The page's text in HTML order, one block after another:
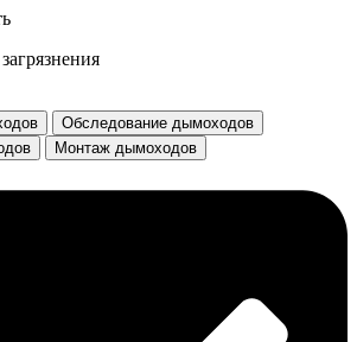
Обследование дымоходов
Монтаж дымоходов